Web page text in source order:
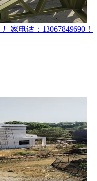
家电话：13067849690！